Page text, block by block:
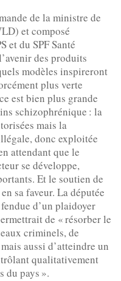
de la ministre de
et composé
et du SPF Santé
des produits
modèles inspireront
plus verte
est bien plus grande
schizophrénique : la
mais la
donc exploitée
attendant que le
se développe,
Et le soutien de
sa faveur. La députée
d’un plaidoyer
de « résorber le
criminels, de
aussi d’atteindre un
qualitativement
du pays ».